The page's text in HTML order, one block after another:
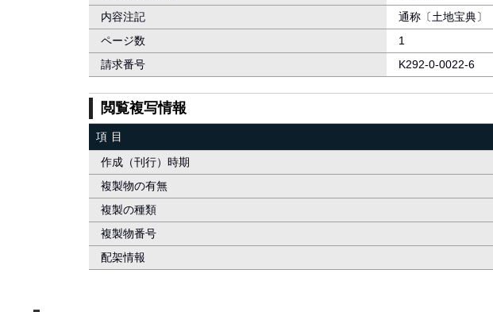
内容注記
通称〔土地宝典〕
ページ数
1
請求番号
K292-0-0022-6
閲覧複写情報
項目
作成（刊行）時期
複製物の有無
複製の種類
複製物番号
配架情報